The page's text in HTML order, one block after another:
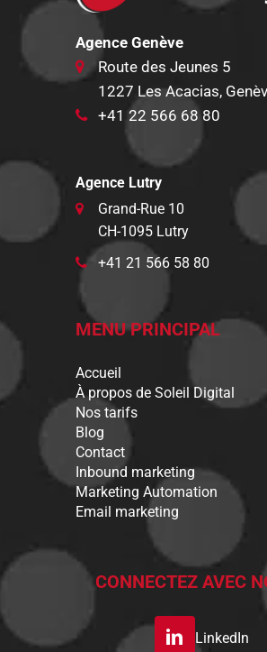
Agence Genève
Route des Jeunes 5
1227 Les Acacias,
+41 22 566 68 80
Agence Lutry
Grand-Rue 10
CH-1095 Lutry
+41 21 566 58 80
MENU PRINCIPAL
Accueil
À propos de Soleil Digital
Nos tarifs
Blog
Contact
Inbound marketing
Marketing Automation
Email marketing
CONNECTEZ AVEC
LinkedIn